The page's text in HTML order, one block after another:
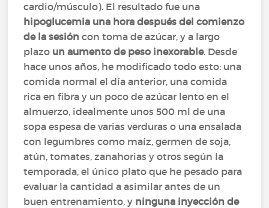
cardio/músculo). El resultado fue una
hipoglucemia una hora después del comienzo
de la sesión con toma de azúcar, y a largo
plazo un aumento de peso inexorable. Desde
hace unos años, he modificado todo esto: una
comida normal el día anterior, una comida
rica en fibra y un poco de azúcar lento en el
almuerzo, idealmente unos 500 ml de una
sopa espesa de varias verduras o una ensalada
con legumbres como maíz, germen de soja,
atún, tomates, zanahorias y otros según la
temporada, el único plato que he pesado para
evaluar la cantidad a asimilar antes de un
buen entrenamiento, y ninguna inyección de